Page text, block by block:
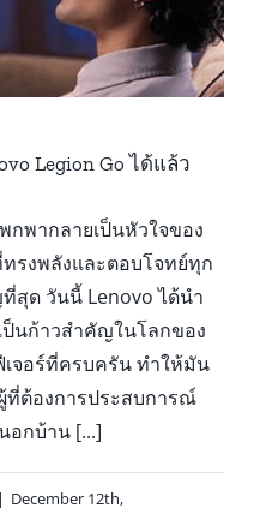
Legion Go ได้แล้ว
พากลายเป็นหัวใจของ
รงพลังและตอบโจทย์ทุก
สุด วันนี้ Lenovo ได้นำ
ป็นก้าวสำคัญในโลกของ
จอร์ที่ครบครัน ทำให้มัน
ที่ต้องการประสบการณ์
อกบ้าน [...]
| December 12th,